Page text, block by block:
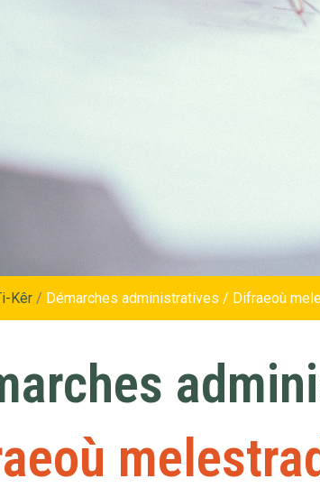
Kêr / Démarches administratives / Difraeoù